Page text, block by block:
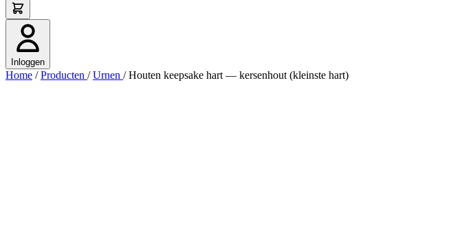
Inloggen
Home / Producten / Urnen / Houten keepsake hart — kersenhout (kleinste hart)